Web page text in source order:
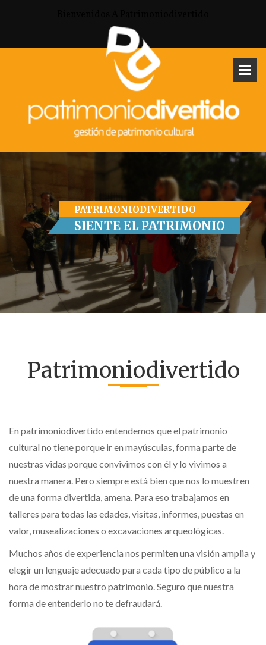
PATRIMONIODIVERTIDO
SIENTE EL PATRIMONIO
Patrimoniodivertido
En patrimoniodivertido entendemos que el patrimonio
cultural no tiene porque ir en mayúsculas, forma parte de
nuestras vidas porque convivimos con él y lo vivimos a
nuestra manera. Pero siempre está bien que nos lo muestren
de una forma divertida, amena. Para eso trabajamos en
talleres para todas las edades, visitas, informes, puestas en
valor, musealizaciones o excavaciones arqueológicas.
Muchos años de experiencia nos permiten una visión amplia y
elegir un lenguaje adecuado para cada tipo de público a la
hora de mostrar nuestro patrimonio. Seguro que nuestra
forma de entenderlo no te defraudará.